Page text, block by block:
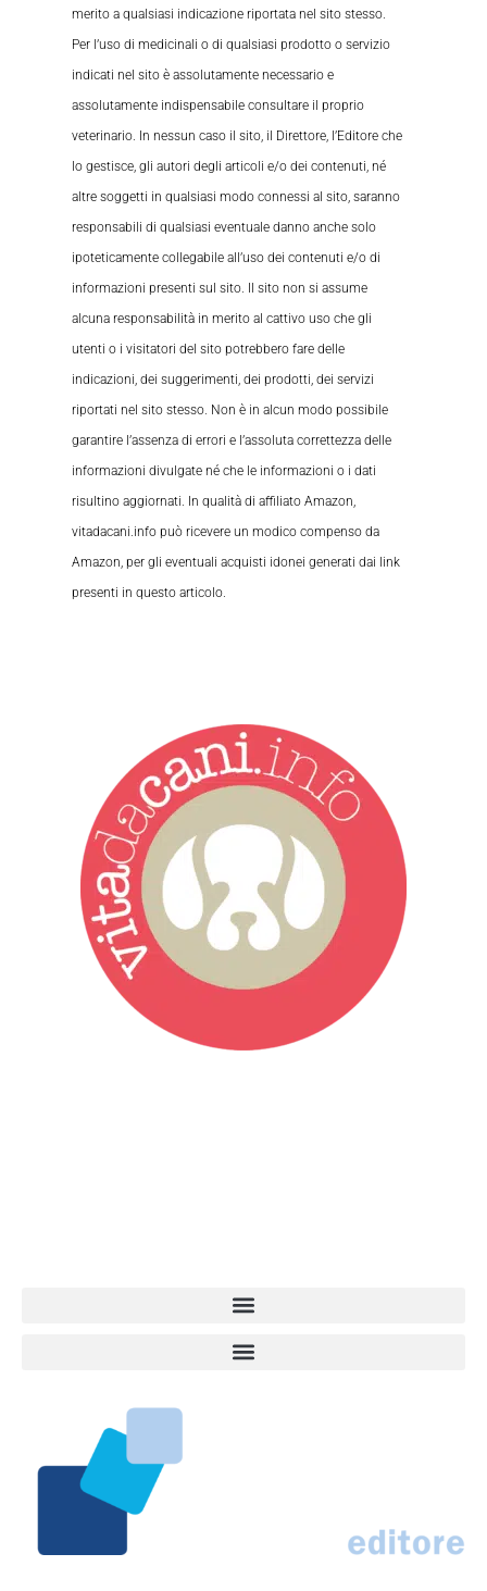
merito a qualsiasi indicazione riportata nel sito stesso.
Per l’uso di medicinali o di qualsiasi prodotto o servizio
indicati nel sito è assolutamente necessario e
assolutamente indispensabile consultare il proprio
veterinario. In nessun caso il sito, il Direttore, l’Editore che
lo gestisce, gli autori degli articoli e/o dei contenuti, né
altre soggetti in qualsiasi modo connessi al sito, saranno
responsabili di qualsiasi eventuale danno anche solo
ipoteticamente collegabile all’uso dei contenuti e/o di
informazioni presenti sul sito. Il sito non si assume
alcuna responsabilità in merito al cattivo uso che gli
utenti o i visitatori del sito potrebbero fare delle
indicazioni, dei suggerimenti, dei prodotti, dei servizi
riportati nel sito stesso. Non è in alcun modo possibile
garantire l’assenza di errori e l’assoluta correttezza delle
informazioni divulgate né che le informazioni o i dati
risultino aggiornati. In qualità di affiliato Amazon,
vitadacani.info può ricevere un modico compenso da
Amazon, per gli eventuali acquisti idonei generati dai link
presenti in questo articolo.